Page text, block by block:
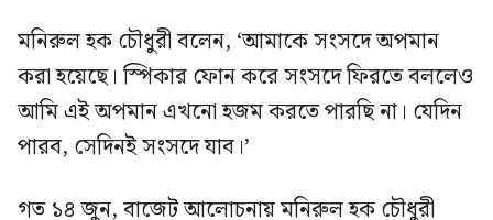
মনিরুল হক চৌধুরী বলেন, ‘আমাকে সংসদে অপমান
করা হয়েছে। স্পিকার ফোন করে সংসদে ফিরতে বললেও
আমি এই অপমান এখনো হজম করতে পারছি না। যেদিন
পারব, সেদিনই সংসদে যাব।’
গত ১৪ জুন, বাজেট আলোচনায় মনিরুল হক চৌধুরী